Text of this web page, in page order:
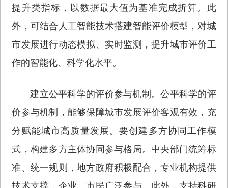
提升类指标，以数据最大值为基准完成折算。此
外，可结合人工智能技术搭建智能评价模型，对城
市发展进行动态模拟、实时监测，提升城市评价工
作的智能化、科学化水平。
建立公平科学的评价参与机制。公平科学的评
价参与机制，能够保障城市发展评价客观有效，充
分赋能城市高质量发展。要创建多方协同工作模
式，构建多方主体协同参与格局。中央部门统筹标
准、统一规则，地方政府积极配合，专业机构提供
技术支撑，企业、市民广泛参与。此外，支持科研